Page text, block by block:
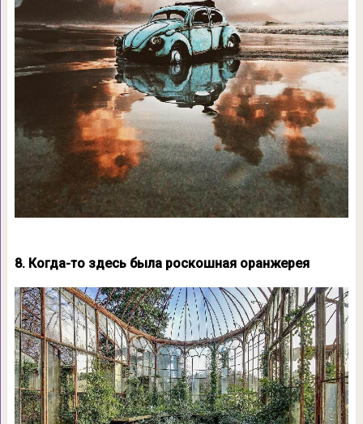
8. Когда-то здесь была роскошная оранжерея